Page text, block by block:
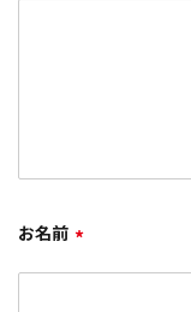
お名前 *